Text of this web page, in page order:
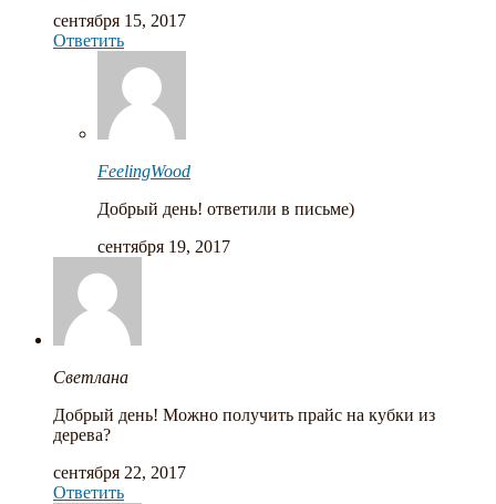
сентября 15, 2017
Ответить
FeelingWood
Добрый день! ответили в письме)
сентября 19, 2017
Cветлана
Добрый день! Можно получить прайс на кубки из
дерева?
сентября 22, 2017
Ответить